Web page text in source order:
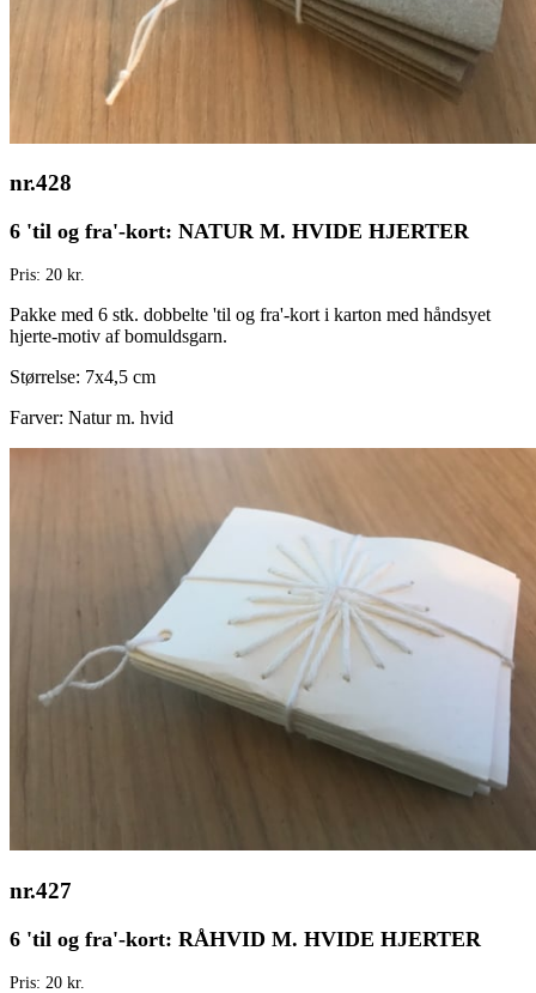
nr.428
6 'til og fra'-kort: NATUR M. HVIDE HJERTER
Pris: 20 kr.
Pakke med 6 stk. dobbelte 'til og fra'-kort i karton med håndsyet
hjerte-motiv af bomuldsgarn.
Størrelse: 7x4,5 cm
Farver: Natur m. hvid
nr.427
6 'til og fra'-kort: RÅHVID M. HVIDE HJERTER
Pris: 20 kr.